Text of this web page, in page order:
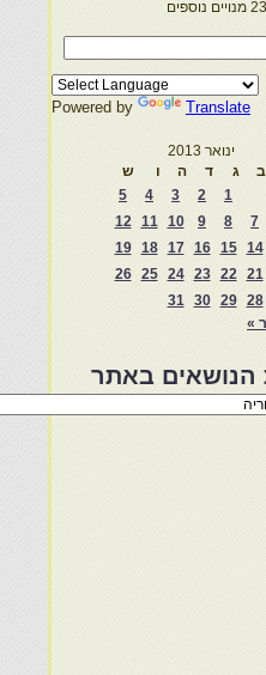
Powered by Translate
ינואר 2013
ב ג ד ה ו
ש
1
2
3
4
5
7
8
9
10
11
12
14
15
16
17
18
19
21
22
23
24
25
26
28
29
30
31
»
הנושאים באתר